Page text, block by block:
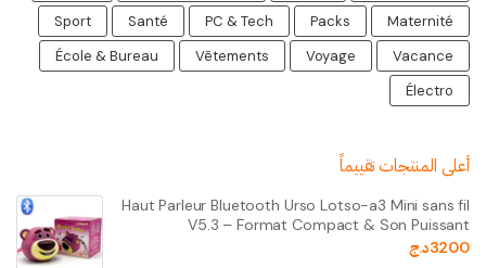
Maternité
Packs
PC & Tech
Santé
Sport
Vacance
Voyage
Vêtements
École & Bureau
Électro
أعلى المنتجات تقييماً
Haut Parleur Bluetooth Urso Lotso-a3 Mini sans fil
V5.3 – Format Compact & Son Puissant
3200د.ج